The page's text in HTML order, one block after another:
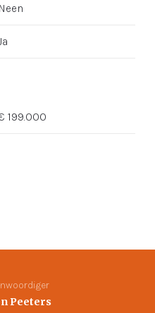
Neen
199.000
Peeters